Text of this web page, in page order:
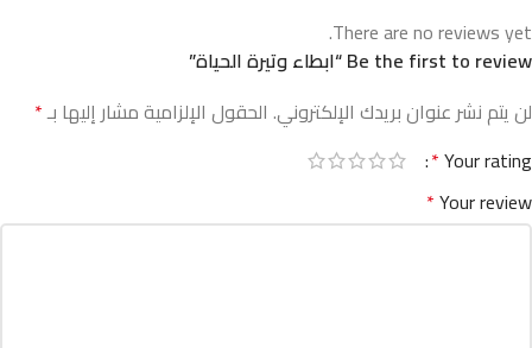
There are no reviews yet.
Be the first to review “ابطاء وتيرة الحياة”
لن يتم نشر عنوان بريدك الإلكتروني. الحقول الإلزامية مشار إليها بـ*
Your rating
*
Your review
*